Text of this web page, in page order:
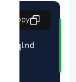
copy